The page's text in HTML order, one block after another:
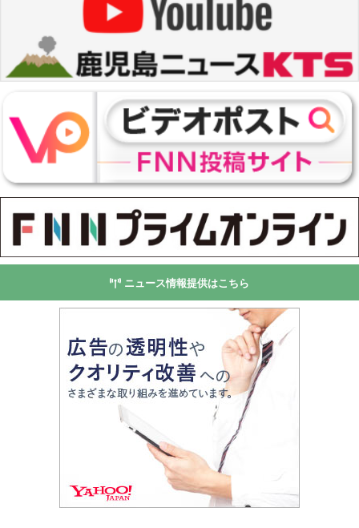
ニュース情報提供はこちら